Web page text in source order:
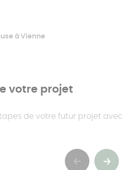
à Vienne
votre projet
de votre futur projet avec
PreviousSuivant